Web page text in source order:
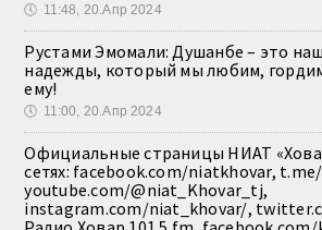
🕔 11:48, 20.Апр 2024
Рустами Эмомали: Душанбе – это
надежды, который мы любим,
ему!
🕔 11:00, 20.Апр 2024
Официальные страницы НИАТ
сетях: facebook.com/niatkhovar,
youtube.com/@niat_Khovar_tj,
instagram.com/niat_khovar/,